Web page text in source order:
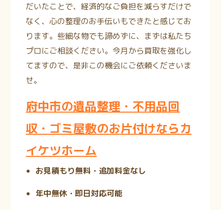
だいたことで、経済的なご負担を減らすだけで
なく、心の整理のお手伝いもできたと感じてお
ります。些細な物でも諦めずに、まずは私たち
プロにご相談ください。今月から買取を強化し
てますので、是非この機会にご依頼くださいま
せ。
府中市の遺品整理・不用品回
収・ゴミ屋敷のお片付けならカ
イケツホーム
お見積もり無料・追加料金なし
年中無休・即日対応可能